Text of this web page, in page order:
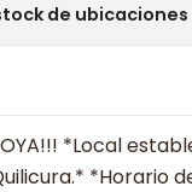
de ubicaciones
*Local
*Horario